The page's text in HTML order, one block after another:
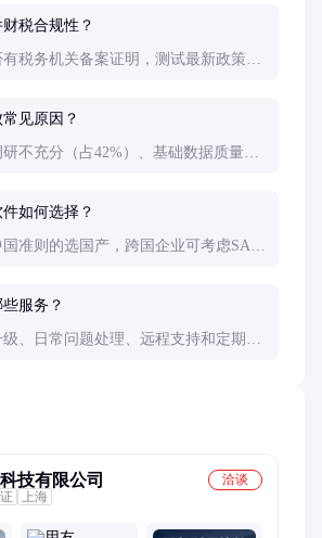
税合规性？
税务机关备案证明，测试最新政策如
见原因？
不充分（占42%）、基础数据质量差
如何选择？
准则的选国产，跨国企业可考虑SAP
服务？
、日常问题处理、远程支持和定期巡
技有限公司
洽谈
上海